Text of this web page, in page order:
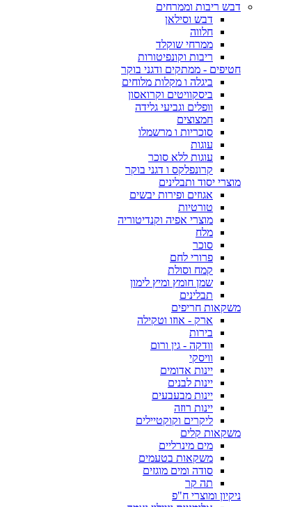
דבש ריבות וממרחים
דבש וסילאן
חלווה
ממרחי שוקלד
ריבות וקונפיטורות
חטיפים - ממתקים ודגני בוקר
ביגלה ו מקלות מלוחים
ביסקוויטים וקרואסון
וופלים וגביעי גלידה
חמצוצים
סוכריות ו מרשמלו
עוגות
עוגות ללא סוכר
קרונפלקס ו דגני בוקר
מוצרי יסוד ותבלינים
אגוזים ופירות יבשים
טורטיות
מוצרי אפיה וקנדיטוריה
מלח
סוכר
פרורי לחם
קמח וסולת
שמן חומץ ומיץ לימון
תבלינים
משקאות חריפים
ארק - אוזו וטקילה
בירות
וודקה - גין ורום
וויסקי
יינות אדומים
יינות לבנים
יינות מבעבעים
יינות רוזה
ליקרים וקוקטיילים
משקאות קלים
מים מינרליים
משקאות בטעמים
סודה ומים מוגזים
תה קר
ניקיון ומוצרי ח"פ